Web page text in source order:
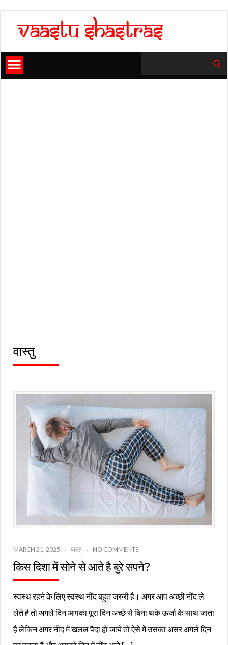
for:
वास्तु
MARCH 21, 2025 वास्तु NO COMMENTS
किस दिशा में सोने से आते है बुरे सपने?
स्वस्थ रहने के लिए स्वस्थ नींद बहुत जरुरी है। अगर आप अच्छी नींद ले
लेते है तो अगले दिन आपका पूरा दिन अच्छे से बिना थके ऊर्जा के साथ जाता
है लेकिन अगर नींद में खलल पैदा हो जाये तो ऐसे में उसका असर अगले दिन